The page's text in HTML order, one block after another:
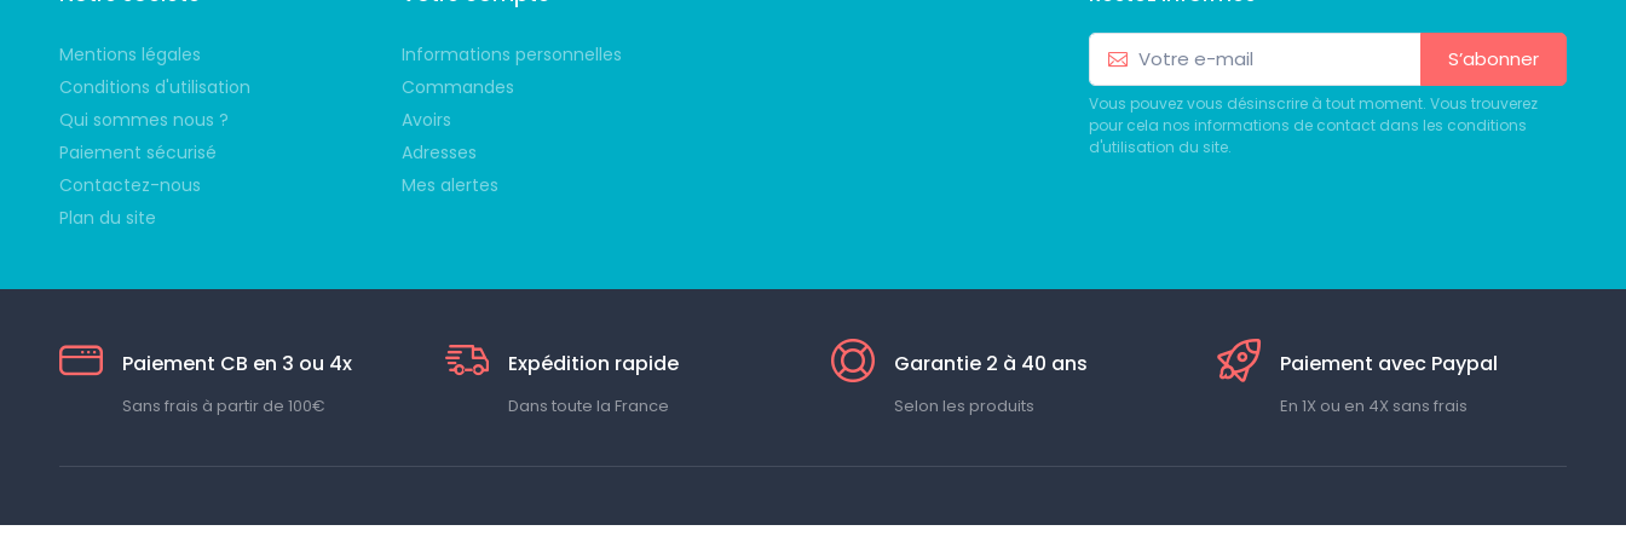
Mentions légales
Conditions d'utilisation
Qui sommes nous ?
Paiement sécurisé
Contactez-nous
Plan du site
Informations personnelles
Commandes
Avoirs
Adresses
Mes alertes
S’abonner
Vous pouvez vous désinscrire à tout moment. Vous trouverez
pour cela nos informations de contact dans les conditions
d'utilisation du site.
Paiement CB en 3 ou 4x
Sans frais à partir de 100€
Expédition rapide
Dans toute la France
Garantie 2 à 40 ans
Selon les produits
Paiement avec Paypal
En 1X ou en 4X sans frais